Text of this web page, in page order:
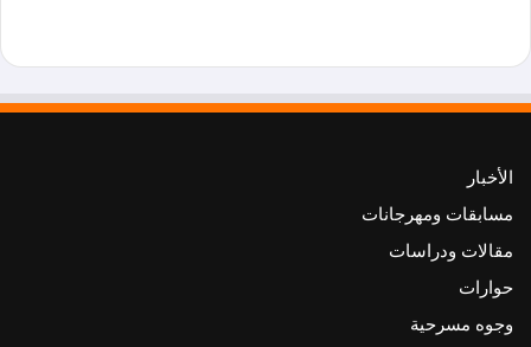
الأخبار
مسابقات ومهرجانات
مقالات ودراسات
حوارات
وجوه مسرحية